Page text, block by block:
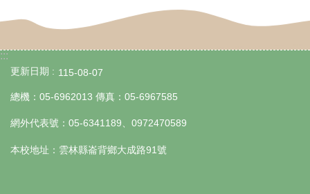
快
連
結
行
:::
更新日期 115-08-07
總機：05-6962013 傳真：05-6967585
網外代表號：05-6341189、0972470589
本校地址：雲林縣崙背鄉大成路91號